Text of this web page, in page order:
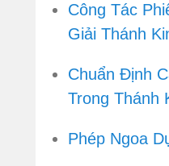
Công Tác
Giải Thánh
Chuẩn Định
Trong Thánh
Phép Ngoa